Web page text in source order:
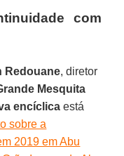
com
Redouane, diretor
Mesquita
encíclica está
sobre a
2019 em Abu